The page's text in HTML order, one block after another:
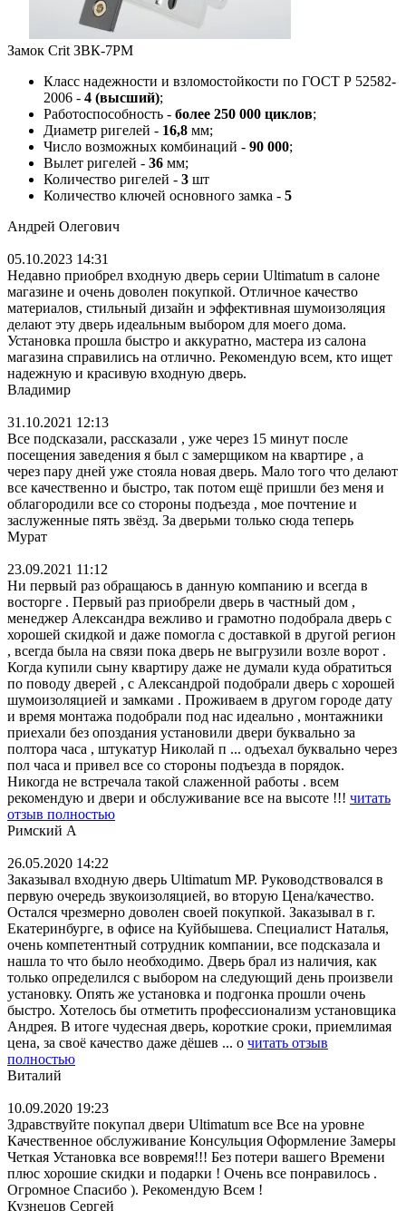
Замок Crit ЗВК-7РМ
Класс надежности и взломостойкости по ГОСТ Р 52582-
2006 - 4 (высший);
Работоспособность - более 250 000 циклов;
Диаметр ригелей - 16,8 мм;
Число возможных комбинаций - 90 000;
Вылет ригелей - 36 мм;
Количество ригелей - 3 шт
Количество ключей основного замка - 5
Андрей Олегович
05.10.2023 14:31
Недавно приобрел входную дверь серии Ultimatum в салоне
магазине и очень доволен покупкой. Отличное качество
материалов, стильный дизайн и эффективная шумоизоляция
делают эту дверь идеальным выбором для моего дома.
Установка прошла быстро и аккуратно, мастера из салона
магазина справились на отлично. Рекомендую всем, кто ищет
надежную и красивую входную дверь.
Владимир
31.10.2021 12:13
Все подсказали, рассказали , уже через 15 минут после
посещения заведения я был с замерщиком на квартире , а
через пару дней уже стояла новая дверь. Мало того что делают
все качественно и быстро, так потом ещё пришли без меня и
облагородили все со стороны подъезда , мое почтение и
заслуженные пять звёзд. За дверьми только сюда теперь
Мурат
23.09.2021 11:12
Ни первый раз обращаюсь в данную компанию и всегда в
восторге . Первый раз приобрели дверь в частный дом ,
менеджер Александра вежливо и грамотно подобрала дверь с
хорошей скидкой и даже помогла с доставкой в другой регион
, всегда была на связи пока дверь не выгрузили возле ворот .
Когда купили сыну квартиру даже не думали куда обратиться
по поводу дверей , с Александрой подобрали дверь с хорошей
шумоизоляцией и замками . Проживаем в другом городе дату
и время монтажа подобрали под нас идеально , монтажники
приехали без опоздания установили двери буквально за
полтора часа , штукатур Николай п ... одъехал буквально через
пол часа и привел все со стороны подъезда в порядок.
Никогда не встречала такой слаженной работы . всем
рекомендую и двери и обслуживание все на высоте !!! читать
отзыв полностью
Римский А
26.05.2020 14:22
Заказывал входную дверь Ultimatum MP. Руководствовался в
первую очередь звукоизоляцией, во вторую Цена/качество.
Остался чрезмерно доволен своей покупкой. Заказывал в г.
Екатеринбурге, в офисе на Куйбышева. Специалист Наталья,
очень компетентный сотрудник компании, все подсказала и
нашла то что было необходимо. Дверь брал из наличия, как
только определился с выбором на следующий день произвели
установку. Опять же установка и подгонка прошли очень
быстро. Хотелось бы отметить профессионализм установщика
Андрея. В итоге чудесная дверь, короткие сроки, приемлимая
цена, за своё качество даже дёшев ... о читать отзыв
полностью
Виталий
10.09.2020 19:23
Здравствуйте покупал двери Ultimatum все Все на уровне
Качественное обслуживание Консульция Оформление Замеры
Четкая Установка все вовремя!!! Без потери вашего Времени
плюс хорошие скидки и подарки ! Очень все понравилось .
Огромное Спасибо ). Рекомендую Всем !
Кузнецов Сергей